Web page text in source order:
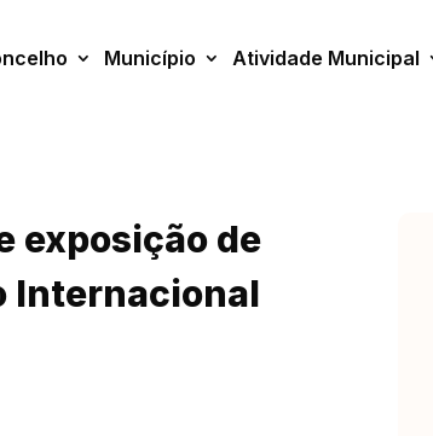
Município Atividade Municipal
exposição de
Internacional